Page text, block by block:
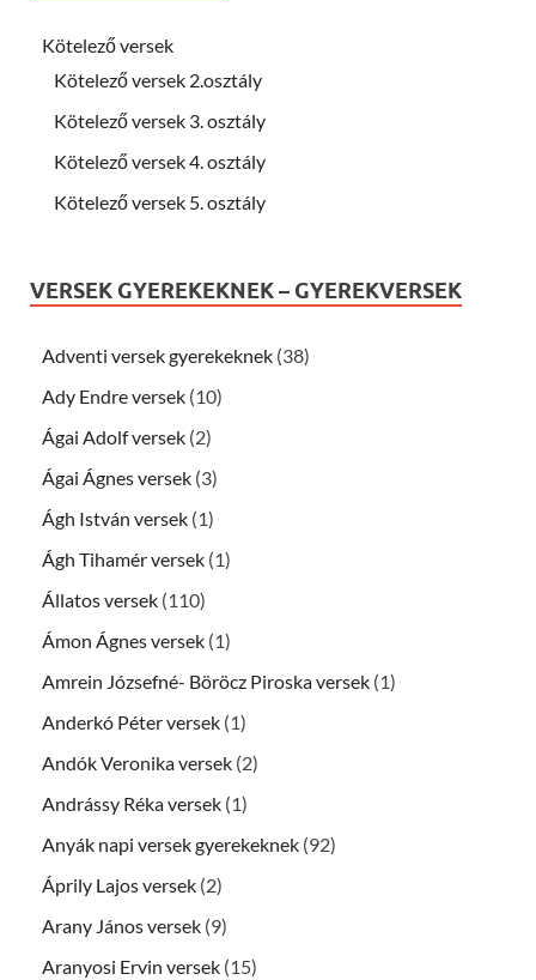
Kötelező versek
Kötelező versek 2.osztály
Kötelező versek 3. osztály
Kötelező versek 4. osztály
Kötelező versek 5. osztály
VERSEK GYEREKEKNEK – GYEREKVERSEK
Adventi versek gyerekeknek (38)
Ady Endre versek (10)
Ágai Adolf versek (2)
Ágai Ágnes versek (3)
Ágh István versek (1)
Ágh Tihamér versek (1)
Állatos versek (110)
Ámon Ágnes versek (1)
Amrein Józsefné- Böröcz Piroska versek (1)
Anderkó Péter versek (1)
Andók Veronika versek (2)
Andrássy Réka versek (1)
Anyák napi versek gyerekeknek (92)
Áprily Lajos versek (2)
Arany János versek (9)
Aranyosi Ervin versek (15)